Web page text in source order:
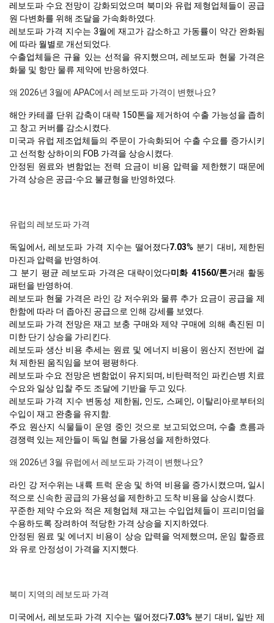
레보도파 수요 전망이 강화되었으며 북미와 유럽 제형업체들이 공급
원 다변화를 위해 조달을 가속화하였다.
레보도파 가격 지수는 3월에 재고가 감소하고 가동률이 약간 완화됨
에 따라 월별로 개선되었다.
수출업체들은 규율 있는 선적을 유지했으며, 레보도파 현물 가격은
화물 및 항만 물류 제약에 반응하였다.
왜 2026년 3월에 APAC에서 레보도파 가격이 변했나요?
해안 카테콜 단위 감축이 대략 150톤을 제거하여 수출 가능성을 좁히
고 창고 커버를 감소시켰다.
미국과 유럽 제조업체들의 주문이 가속화되어 수출 수요를 증가시키
고 선적항 상하이의 FOB 가격을 상승시켰다.
안정된 원료와 변함없는 전력 요금이 비용 압력을 제한했기 때문에
가격 상승은 공급-수요 불균형을 반영하였다.
유럽의 레보도파 가격
독일에서, 레보도파 가격 지수는 떨어졌다7.03% 분기 대비, 제한된
마진과 압력을 반영하여.
그 분기 평균 레보도파 가격은 대략이었다미화 41560/톤거래 활동
패턴을 반영하여.
레보도파 현물 가격은 라인 강 저수위와 물류 추가 요금이 공급을 제
한함에 따라 더 좁아진 공급으로 인해 강세를 보였다.
레보도파 가격 전망은 재고 보충 구매와 제약 구매에 의해 촉진된 미
미한 단기 상승을 가리킨다.
레보도파 생산 비용 추세는 원료 및 에너지 비용이 원산지 전반에 걸
쳐 제한된 움직임을 보여 평평하다.
레보도파 수요 전망은 변함없이 유지되며, 비탄력적인 파킨슨병 치료
수요와 일상 입찰 주도 조달에 기반을 두고 있다.
레보도파 가격 지수 변동성 제한됨, 인도, 스페인, 이탈리아로부터의
수입이 재고 완충을 유지함.
주요 원산지 식물들이 운영 중인 것으로 보고되었으며, 수출 흐름과
경쟁력 있는 제안들이 독일 현물 가용성을 제한하였다.
왜 2026년 3월 유럽에서 레보도파 가격이 변했나요?
라인 강 저수위는 내륙 트럭 운송 및 하역 비용을 증가시켰으며, 일시
적으로 신속한 공급의 가용성을 제한하고 도착 비용을 상승시켰다.
꾸준한 제약 수요와 적은 제형업체 재고는 수입업체들이 프리미엄을
수용하도록 장려하여 적당한 가격 상승을 지지하였다.
안정된 원료 및 에너지 비용이 상승 압력을 억제했으며, 운임 할증료
와 유로 안정성이 가격을 지지했다.
북미 지역의 레보도파 가격
미국에서, 레보도파 가격 지수는 떨어졌다7.03% 분기 대비, 일반 제